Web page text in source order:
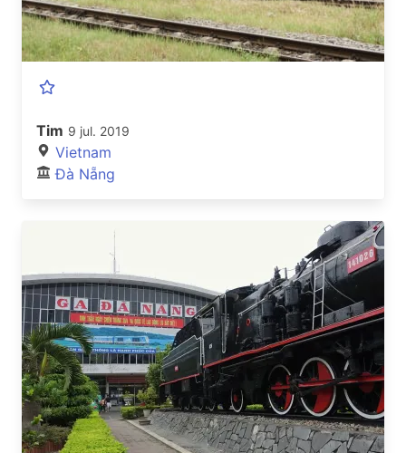
Tim 9 jul. 2019
Vietnam
Đà Nẵng